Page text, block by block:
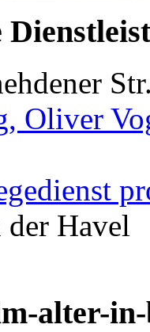
Oliver
der Havel
alter-